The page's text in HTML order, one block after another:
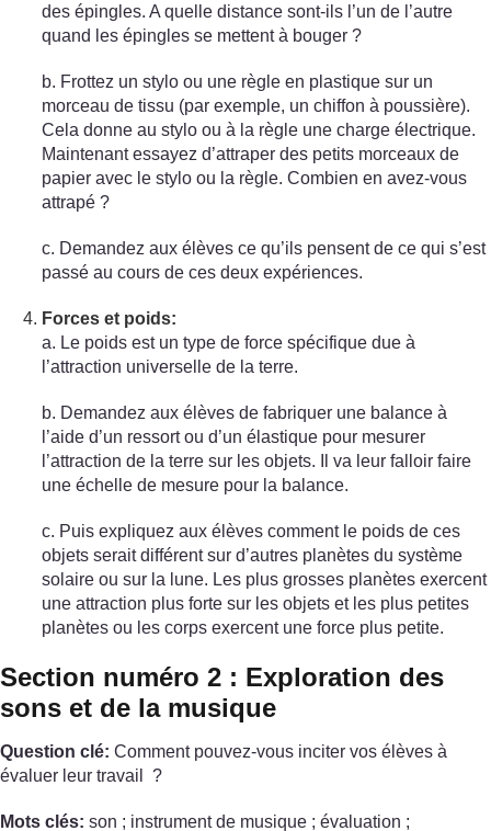
des épingles. A quelle distance sont-ils l’un de l’autre
quand les épingles se mettent à bouger ?
b. Frottez un stylo ou une règle en plastique sur un
morceau de tissu (par exemple, un chiffon à poussière).
Cela donne au stylo ou à la règle une charge électrique.
Maintenant essayez d’attraper des petits morceaux de
papier avec le stylo ou la règle. Combien en avez-vous
attrapé ?
c. Demandez aux élèves ce qu’ils pensent de ce qui s’est
passé au cours de ces deux expériences.
Forces et poids:
a. Le poids est un type de force spécifique due à
l’attraction universelle de la terre.
b. Demandez aux élèves de fabriquer une balance à
l’aide d’un ressort ou d’un élastique pour mesurer
l’attraction de la terre sur les objets. Il va leur falloir faire
une échelle de mesure pour la balance.
c. Puis expliquez aux élèves comment le poids de ces
objets serait différent sur d’autres planètes du système
solaire ou sur la lune. Les plus grosses planètes exercent
une attraction plus forte sur les objets et les plus petites
planètes ou les corps exercent une force plus petite.
Section numéro 2 : Exploration des
sons et de la musique
Question clé: Comment pouvez-vous inciter vos élèves à
évaluer leur travail ?
Mots clés: son ; instrument de musique ; évaluation ;